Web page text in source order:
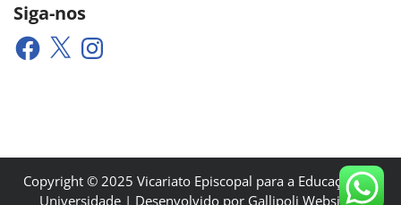
Siga-nos
Copyright © 2025 Vicariato Episcopal para a Educação e a
Universidade | Desenvolvido por Gallipoli Websites.